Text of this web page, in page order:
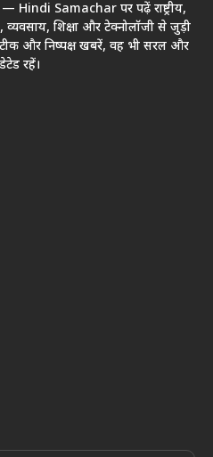
— Hindi Samachar पर पढ़ें राष्ट्रीय,
व्यवसाय, शिक्षा और टेक्नोलॉजी से जुड़ी
और निष्पक्ष खबरें, वह भी सरल और
रहें।